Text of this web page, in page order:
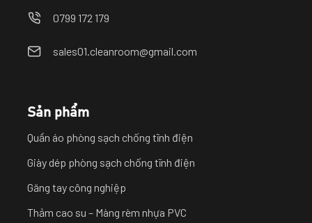
0799 172 179
sales01.cleanroom@gmail.com
Sản phẩm
Quần áo phòng sạch chống tĩnh điện
Giày dép phòng sạch chống tĩnh điện
Găng tay công nghiệp
Thảm cao su – Màng rèm nhựa PVC